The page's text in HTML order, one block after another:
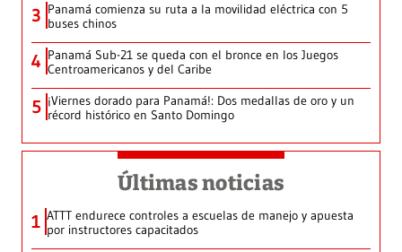
3 Panamá comienza su ruta a la movilidad eléctrica con 5
buses chinos
4 Panamá Sub-21 se queda con el bronce en los Juegos
Centroamericanos y del Caribe
5 ¡Viernes dorado para Panamá!: Dos medallas de oro y un
récord histórico en Santo Domingo
Últimas noticias
1 ATTT endurece controles a escuelas de manejo y apuesta
por instructores capacitados